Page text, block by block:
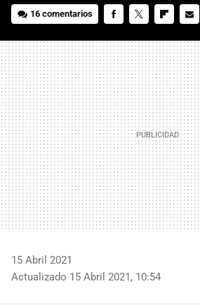
16 comentarios
MAIL
15 Abril 2021
Actualizado 15 Abril 2021, 10:54